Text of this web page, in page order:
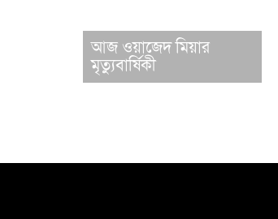
আজ ওয়াজেদ মিয়ার
মৃত্যুবার্ষিকী